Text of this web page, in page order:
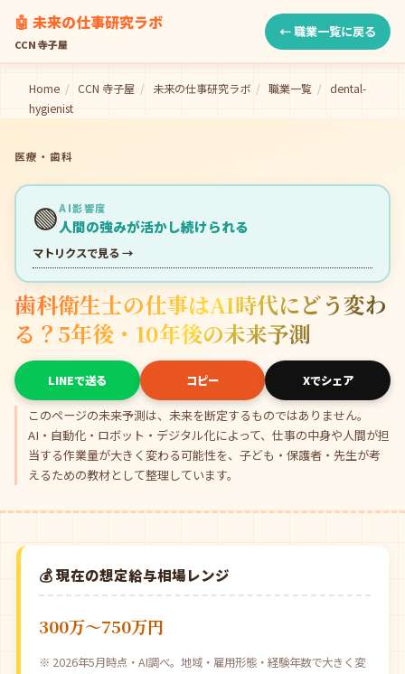
🤖 未来の仕事研究ラボ
CCN 寺子屋
← 職業一覧に戻る
Home / CCN 寺子屋 / 未来の仕事研究ラボ / 職業一覧 / dental-
hygienist
医療・歯科
🟢AI影響度
人間の強みが活かし続けられる
マトリクスで見る →
歯科衛生士の仕事はAI時代にどう変わ
る？5年後・10年後の未来予測
LINEで送る コピー Xでシェア
このページの未来予測は、未来を断定するものではありません。
AI・自動化・ロボット・デジタル化によって、仕事の中身や人間が担
当する作業量が大きく変わる可能性を、子ども・保護者・先生が考
えるための教材として整理しています。
💰 現在の想定給与相場レンジ
300万〜750万円
※ 2026年5月時点・AI調べ。地域・雇用形態・経験年数で大きく変